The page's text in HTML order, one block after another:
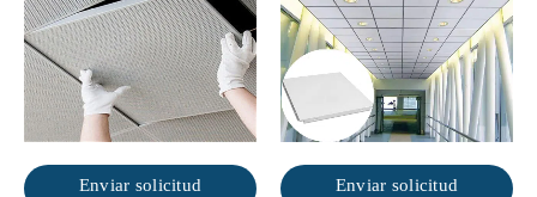
Enviar solicitud Enviar solicitud